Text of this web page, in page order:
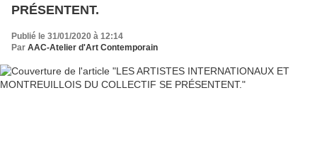
PRÉSENTENT.
Publié le 31/01/2020 à 12:14
Par AAC-Atelier d'Art Contemporain